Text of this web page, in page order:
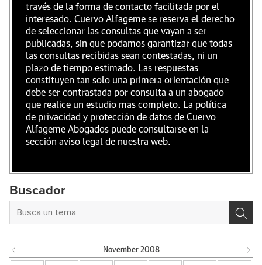
través de la forma de contacto facilitada por el
interesado. Cuervo Alfageme se reserva el derecho
de seleccionar las consultas que vayan a ser
publicadas, sin que podamos garantizar que todas
las consultas recibidas sean contestadas, ni un
plazo de tiempo estimado. Las respuestas
constituyen tan solo una primera orientación que
debe ser contrastada por consulta a un abogado
que realice un estudio mas completo. La política
de privacidad y protección de datos de Cuervo
Alfageme Abogados puede consultarse en la
sección aviso legal de nuestra web.
Buscador
November 2008